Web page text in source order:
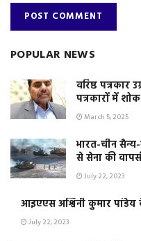
POPULAR NEWS
वरिष्ठ
पत्रकारों में
March 5, 2025
भारत-चीन सैन्य-
से सेना की
July 22, 2023
आइएएस अश्विनी कुमार पांडेय
July 22, 2023